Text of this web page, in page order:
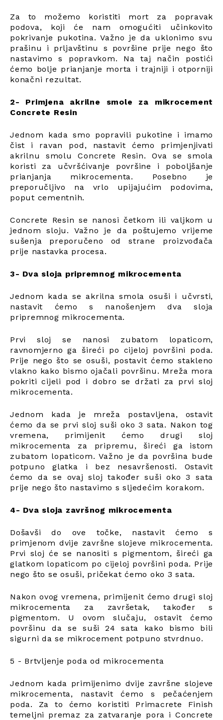
Za to možemo koristiti mort za popravak
podova, koji će nam omogućiti učinkovito
pokrivanje pukotina. Važno je da uklonimo svu
prašinu i prljavštinu s površine prije nego što
nastavimo s popravkom. Na taj način postići
ćemo bolje prianjanje morta i trajniji i otporniji
konačni rezultat.
2- Primjena akrilne smole za mikrocement
Concrete Resin
Jednom kada smo popravili pukotine i imamo
čist i ravan pod, nastavit ćemo primjenjivati
akrilnu smolu Concrete Resin. Ova se smola
koristi za učvršćivanje površine i poboljšanje
prianjanja mikrocementa. Posebno je
preporučljivo na vrlo upijajućim podovima,
poput cementnih.
Concrete Resin se nanosi četkom ili valjkom u
jednom sloju. Važno je da poštujemo vrijeme
sušenja preporučeno od strane proizvođača
prije nastavka procesa.
3- Dva sloja pripremnog mikrocementa
Jednom kada se akrilna smola osuši i učvrsti,
nastavit ćemo s nanošenjem dva sloja
pripremnog mikrocementa.
Prvi sloj se nanosi zubatom lopaticom,
ravnomjerno ga šireći po cijeloj površini poda.
Prije nego što se osuši, postavit ćemo stakleno
vlakno kako bismo ojačali površinu. Mreža mora
pokriti cijeli pod i dobro se držati za prvi sloj
mikrocementa.
Jednom kada je mreža postavljena, ostavit
ćemo da se prvi sloj suši oko 3 sata. Nakon tog
vremena, primijenit ćemo drugi sloj
mikrocementa za pripremu, šireći ga istom
zubatom lopaticom. Važno je da površina bude
potpuno glatka i bez nesavršenosti. Ostavit
ćemo da se ovaj sloj također suši oko 3 sata
prije nego što nastavimo s sljedećim korakom.
4- Dva sloja završnog mikrocementa
Došavši do ove točke, nastavit ćemo s
primjenom dvije završne slojeve mikrocementa.
Prvi sloj će se nanositi s pigmentom, šireći ga
glatkom lopaticom po cijeloj površini poda. Prije
nego što se osuši, pričekat ćemo oko 3 sata.
Nakon ovog vremena, primijenit ćemo drugi sloj
mikrocementa za završetak, također s
pigmentom. U ovom slučaju, ostavit ćemo
površinu da se suši 24 sata kako bismo bili
sigurni da se mikrocement potpuno stvrdnuo.
5 - Brtvljenje poda od mikrocementa
Jednom kada primijenimo dvije završne slojeve
mikrocementa, nastavit ćemo s pečaćenjem
poda. Za to ćemo koristiti Primacrete Finish
temeljni premaz za zatvaranje pora i Concrete